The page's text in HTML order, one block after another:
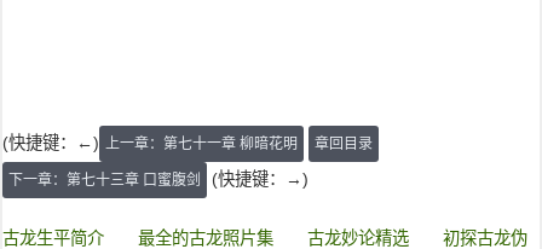
(快捷键：←) 上一章：第七十一章 柳暗花明 章回目录
下一章：第七十三章 口蜜腹剑 (快捷键：→)
古龙生平简介 最全的古龙照片集 古龙妙论精选
初探古龙伪